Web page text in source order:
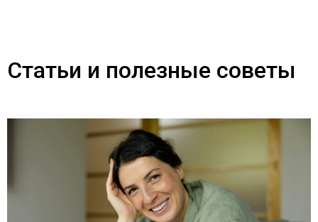
Статьи и полезные советы